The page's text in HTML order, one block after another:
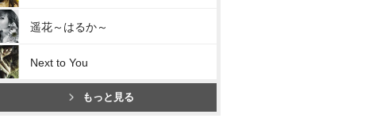
遥花～はるか～
Next to You
もっと見る